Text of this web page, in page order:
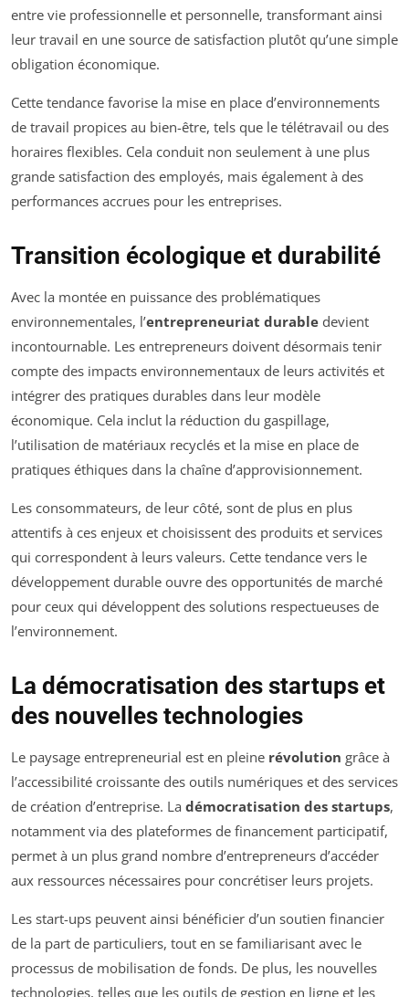
entre vie professionnelle et personnelle, transformant ainsi
leur travail en une source de satisfaction plutôt qu’une simple
obligation économique.
Cette tendance favorise la mise en place d’environnements
de travail propices au bien-être, tels que le télétravail ou des
horaires flexibles. Cela conduit non seulement à une plus
grande satisfaction des employés, mais également à des
performances accrues pour les entreprises.
Transition écologique et durabilité
Avec la montée en puissance des problématiques
environnementales, l’entrepreneuriat durable devient
incontournable. Les entrepreneurs doivent désormais tenir
compte des impacts environnementaux de leurs activités et
intégrer des pratiques durables dans leur modèle
économique. Cela inclut la réduction du gaspillage,
l’utilisation de matériaux recyclés et la mise en place de
pratiques éthiques dans la chaîne d’approvisionnement.
Les consommateurs, de leur côté, sont de plus en plus
attentifs à ces enjeux et choisissent des produits et services
qui correspondent à leurs valeurs. Cette tendance vers le
développement durable ouvre des opportunités de marché
pour ceux qui développent des solutions respectueuses de
l’environnement.
La démocratisation des startups et
des nouvelles technologies
Le paysage entrepreneurial est en pleine révolution grâce à
l’accessibilité croissante des outils numériques et des services
de création d’entreprise. La démocratisation des startups,
notamment via des plateformes de financement participatif,
permet à un plus grand nombre d’entrepreneurs d’accéder
aux ressources nécessaires pour concrétiser leurs projets.
Les start-ups peuvent ainsi bénéficier d’un soutien financier
de la part de particuliers, tout en se familiarisant avec le
processus de mobilisation de fonds. De plus, les nouvelles
technologies, telles que les outils de gestion en ligne et les